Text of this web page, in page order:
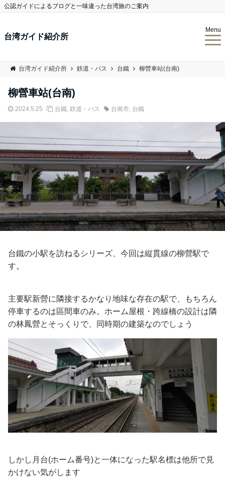
公認ガイドによるブログと一味違った台湾旅のご案内
台湾ガイド紹介所
Menu
台湾ガイド紹介所 鉄道・バス 台鐵 柳營車站(台南)
柳營車站(台南)
2024.5.25 台鐵, 鉄道・バス 台南市, 台鐵
台鐵の小駅を訪ねるシリーズ、今回は縦貫線の柳營駅で
す。
主要駅新營に隣接するかなり地味な存在の駅で、もちろん
停車するのは區間車のみ。ホーム屋根・跨線橋の設計は隣
の林鳳營とそっくりで、同時期の建築なのでしょう
しかし月台(ホーム番号)と一体になった駅名標は他所で見
かけない気がします